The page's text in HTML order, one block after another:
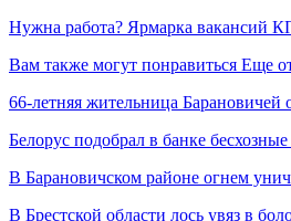
Нужна работа? Ярмарка вакансий
Вам также могут понравиться Еще
66-летняя жительница
Белорус подобрал в банке
В Барановичском районе огнем
В Брестской области лось увяз в